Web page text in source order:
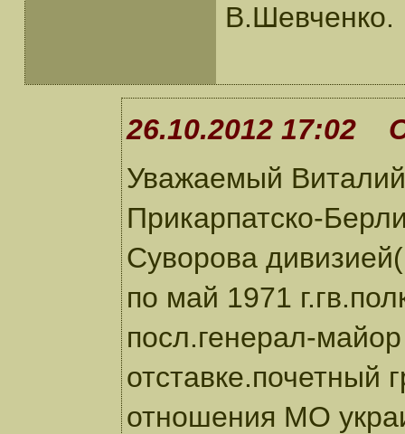
В.Шевченко.
26.10.2012 17:02
Уважаемый Виталий
Прикарпатско-
Суворова
по май 1971
посл.генерал-
отставке.почетный
отношения МО